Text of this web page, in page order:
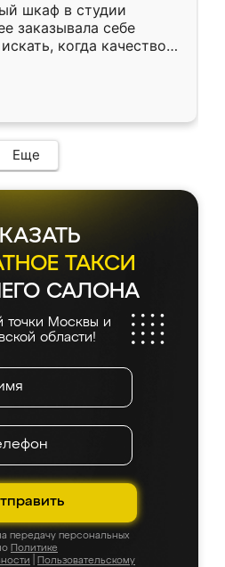
шкаф в студии
заказывала себе
когда качеством
кухня уже почти
нет.
Еще
ТАКСИ
САЛОНА
точки Москвы и
области!
передачу персональных
Политике
Пользовательскому